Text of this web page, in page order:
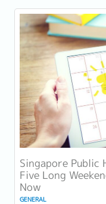
Singapore
Five Long
Now
GENERAL